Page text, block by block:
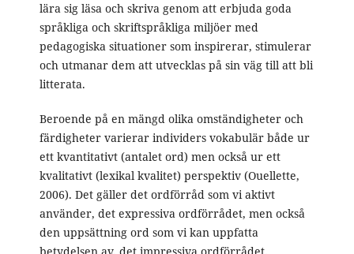
lära sig läsa och skriva genom att erbjuda goda
språkliga och skriftspråkliga miljöer med
pedagogiska situationer som inspirerar, stimulerar
och utmanar dem att utvecklas på sin väg till att bli
litterata.
Beroende på en mängd olika omständigheter och
färdigheter varierar individers vokabulär både ur
ett kvantitativt (antalet ord) men också ur ett
kvalitativt (lexikal kvalitet) perspektiv (Ouellette,
2006). Det gäller det ordförråd som vi aktivt
använder, det expressiva ordförrådet, men också
den uppsättning ord som vi kan uppfatta